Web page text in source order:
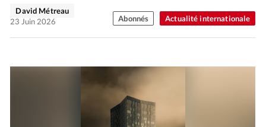
Actualité internationale
David Métreau
23 Juin 2026
Abonnés